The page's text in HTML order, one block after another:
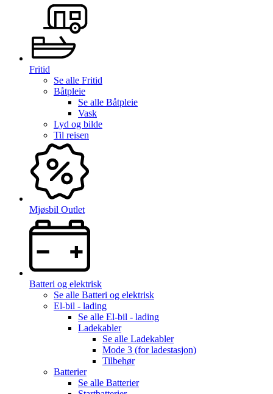
Fritid
Se alle Fritid
Båtpleie
Se alle Båtpleie
Vask
Lyd og bilde
Til reisen
Mjøsbil Outlet
Batteri og elektrisk
Se alle Batteri og elektrisk
El-bil - lading
Se alle El-bil - lading
Ladekabler
Se alle Ladekabler
Mode 3 (for ladestasjon)
Tilbehør
Batterier
Se alle Batterier